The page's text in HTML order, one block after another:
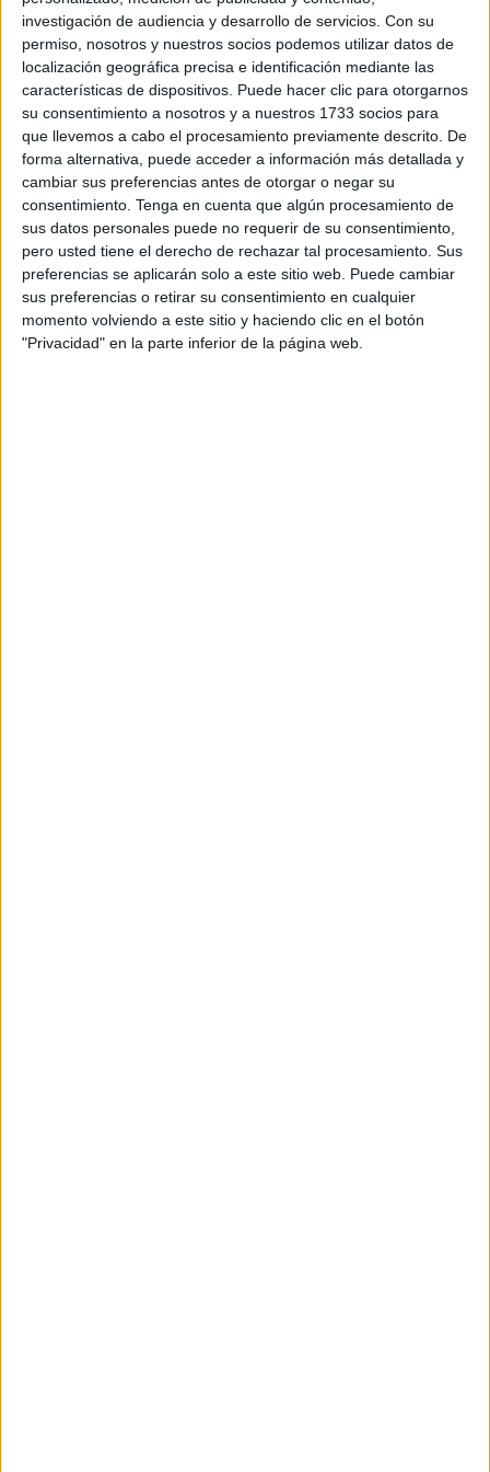
investigación de audiencia y desarrollo de servicios. Con su
permiso, nosotros y nuestros socios podemos utilizar datos de
localización geográfica precisa e identificación mediante las
características de dispositivos. Puede hacer clic para otorgarnos
su consentimiento a nosotros y a nuestros 1733 socios para
que llevemos a cabo el procesamiento previamente descrito. De
forma alternativa, puede acceder a información más detallada y
cambiar sus preferencias antes de otorgar o negar su
consentimiento. Tenga en cuenta que algún procesamiento de
sus datos personales puede no requerir de su consentimiento,
pero usted tiene el derecho de rechazar tal procesamiento. Sus
preferencias se aplicarán solo a este sitio web. Puede cambiar
sus preferencias o retirar su consentimiento en cualquier
momento volviendo a este sitio y haciendo clic en el botón
"Privacidad" en la parte inferior de la página web.
por la necesidad de evadirse del propio ambiente o de
desconectar de nuestra vida cotidiana.
En su nuevo poemario, Abraham Guerrero Tenorio (Arcos
de la Frontera -Cádiz-, 1987) nos ofrece una perspectiva
singular de los viajes. El viaje se convierte en eje temático
de las veintiocho composiciones distribuidas en cuatro
apartados en los que va formulando mediante la reflexión
personal -a veces compartida con un destinatario- otras
tantas maneras de viajar o, mejor dicho, de interpretar el
significado de cada viaje.
Una cita de Luis Rosales –“el dolor es un largo viaje”-